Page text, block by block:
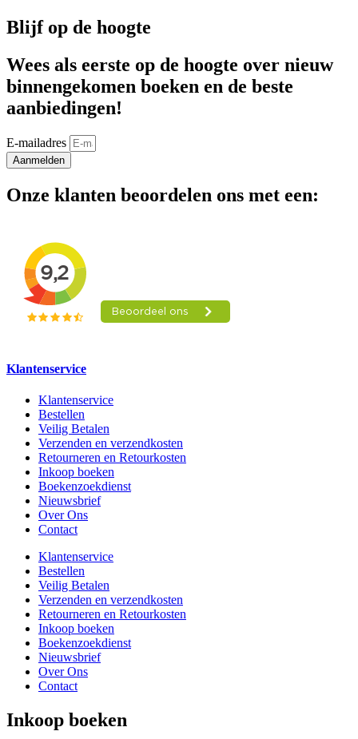
Blijf op de hoogte
Wees als eerste op de hoogte over nieuw
binnengekomen boeken en de beste
aanbiedingen!
E-mailadres
Aanmelden
Onze klanten beoordelen ons met een:
Klantenservice
Klantenservice
Bestellen
Veilig Betalen
Verzenden en verzendkosten
Retourneren en Retourkosten
Inkoop boeken
Boekenzoekdienst
Nieuwsbrief
Over Ons
Contact
Klantenservice
Bestellen
Veilig Betalen
Verzenden en verzendkosten
Retourneren en Retourkosten
Inkoop boeken
Boekenzoekdienst
Nieuwsbrief
Over Ons
Contact
Inkoop boeken